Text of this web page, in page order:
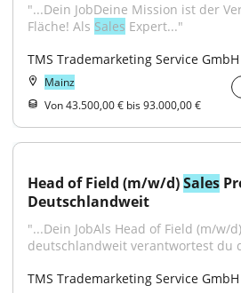
"...Dein JobDeine Mission ist der
Fläche! Als Sales Expert..."
TMS Trademarketing Service GmbH
Mainz
Von 43.500,00 € bis 93.000,00 €
Head of Field (m/w/d) Sales
Deutschlandweit
"...Dein JobAls Head of Field (m/w/d)
deutschlandweit verantwortest du
TMS Trademarketing Service GmbH